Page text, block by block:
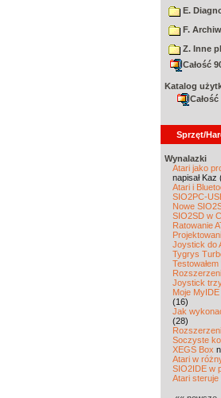
E.
F.
Z. Inne
Całość
Katalog
Całość
Sprzęt/
Wynalazki
Atari jako
napisał Kaz
Atari i
SIO2PC-
Nowe
SIO2SD w
Ratowanie
Joystick do
Tygrys
Joystick
Moje
(16)
Jak
(28)
Soczyste
XEGS Box
Atari w
SIO2IDE w
Atari